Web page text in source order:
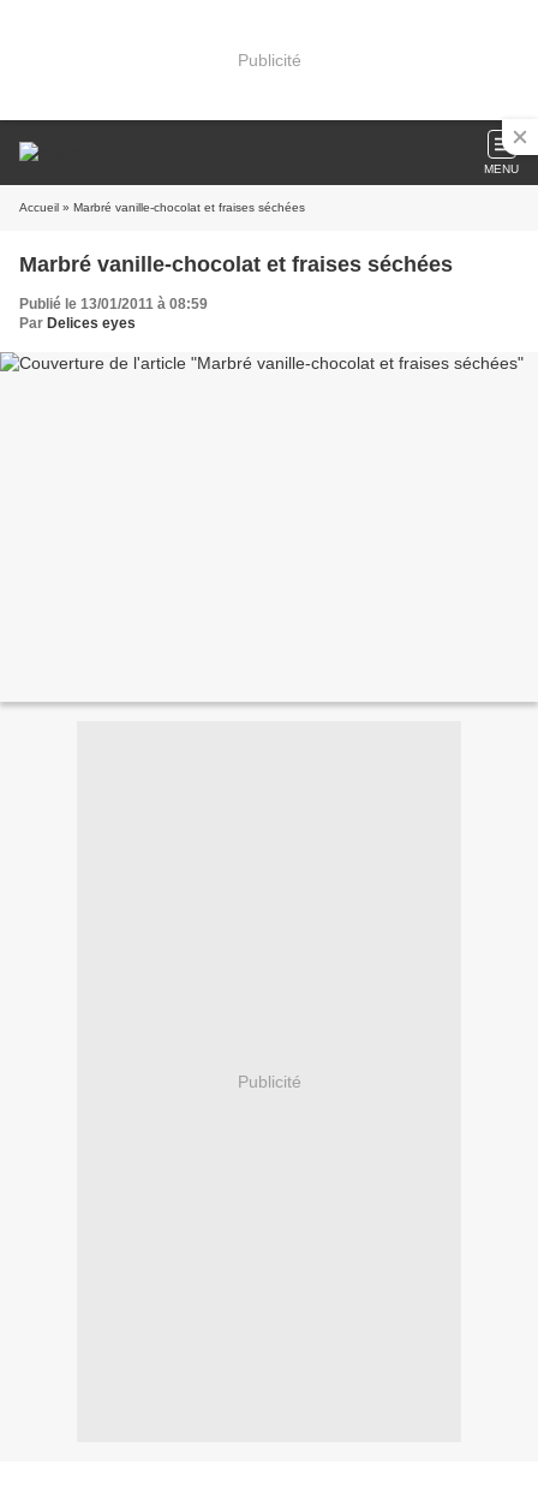
Publicité
MENU
Accueil » Marbré vanille-chocolat et fraises séchées
Marbré vanille-chocolat et fraises séchées
Publié le 13/01/2011 à 08:59
Par Delices eyes
Publicité